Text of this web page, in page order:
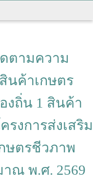
ตามความ
นค้าเกษตร
งถิ่น 1 สินค้า
รงการส่งเสริม
ษตรชีวภาพ
ณ พ.ศ. 2569